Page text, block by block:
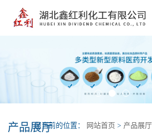
产品展厅您当前的位置： 网站首页 > 产品展厅